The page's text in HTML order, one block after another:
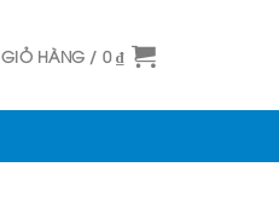
GIỎ HÀNG / 0₫